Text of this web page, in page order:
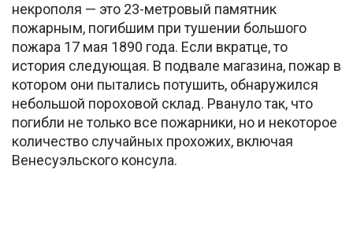
некрополя — это 23-метровый памятник
пожарным, погибшим при тушении большого
пожара 17 мая 1890 года. Если вкратце, то
история следующая. В подвале магазина, пожар в
котором они пытались потушить, обнаружился
небольшой пороховой склад. Рвануло так, что
погибли не только все пожарники, но и некоторое
количество случайных прохожих, включая
Венесуэльского консула.